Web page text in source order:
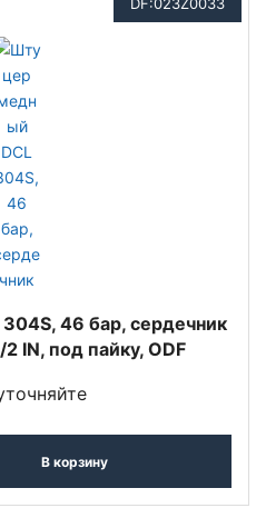
46 бар, сердечник
IN, под пайку, ODF
В корзину